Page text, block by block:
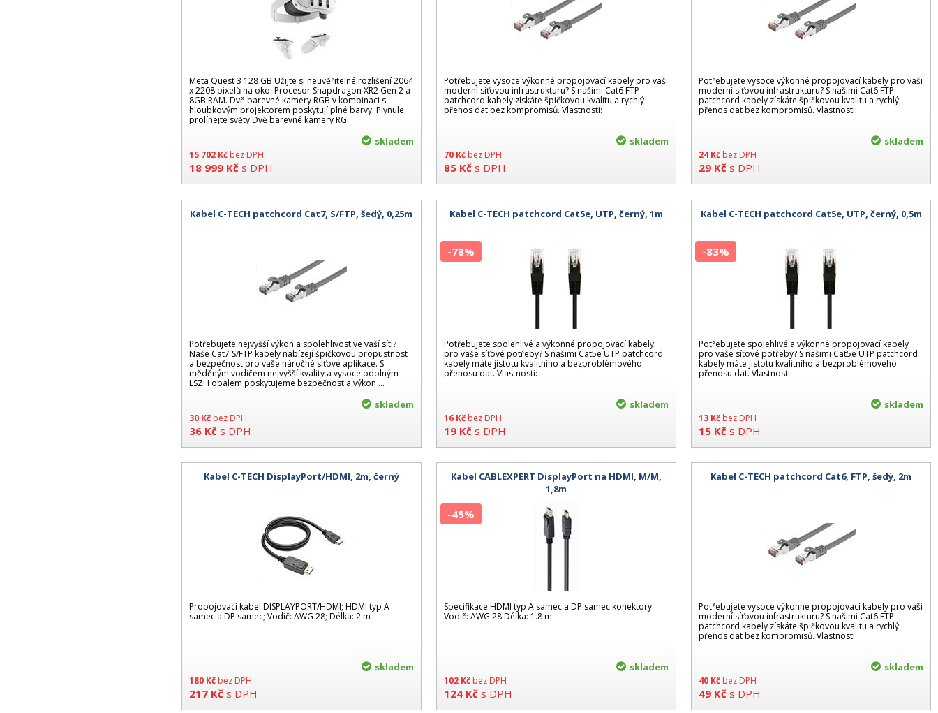
Meta Quest 3 128 GB Užijte si neuvěřitelné rozlišení 2064
x 2208 pixelů na oko. Procesor Snapdragon XR2 Gen 2 a
8GB RAM. Dvě barevné kamery RGB v kombinaci s
hloubkovým projektorem poskytují plné barvy. Plynule
prolínejte světy Dvě barevné kamery RG
15 702 Kč bez DPH
18 999 Kč s DPH
skladem
Potřebujete vysoce výkonné propojovací kabely pro vaši
moderní síťovou infrastrukturu? S našimi Cat6 FTP
patchcord kabely získáte špičkovou kvalitu a rychlý
přenos dat bez kompromisů. Vlastnosti:
70 Kč bez DPH
85 Kč s DPH
skladem
Potřebujete vysoce výkonné propojovací kabely pro vaši
moderní síťovou infrastrukturu? S našimi Cat6 FTP
patchcord kabely získáte špičkovou kvalitu a rychlý
přenos dat bez kompromisů. Vlastnosti:
24 Kč bez DPH
29 Kč s DPH
skladem
Kabel C-TECH patchcord Cat7, S/FTP, šedý, 0,25m
Potřebujete nejvyšší výkon a spolehlivost ve vaší síti?
Naše Cat7 S/FTP kabely nabízejí špičkovou propustnost
a bezpečnost pro vaše náročné síťové aplikace. S
měděným vodičem nejvyšší kvality a vysoce odolným
LSZH obalem poskytujeme bezpečnost a výkon ...
30 Kč bez DPH
36 Kč s DPH
skladem
Kabel C-TECH patchcord Cat5e, UTP, černý, 1m
Potřebujete spolehlivé a výkonné propojovací kabely
pro vaše síťové potřeby? S našimi Cat5e UTP patchcord
kabely máte jistotu kvalitního a bezproblémového
přenosu dat. Vlastnosti:
16 Kč bez DPH
19 Kč s DPH
-78%
skladem
Kabel C-TECH patchcord Cat5e, UTP, černý, 0,5m
Potřebujete spolehlivé a výkonné propojovací kabely
pro vaše síťové potřeby? S našimi Cat5e UTP patchcord
kabely máte jistotu kvalitního a bezproblémového
přenosu dat. Vlastnosti:
13 Kč bez DPH
15 Kč s DPH
-83%
skladem
Kabel C-TECH DisplayPort/HDMI, 2m, černý
Propojovací kabel DISPLAYPORT/HDMI; HDMI typ A
samec a DP samec; Vodič: AWG 28; Délka: 2 m
180 Kč bez DPH
217 Kč s DPH
skladem
Kabel CABLEXPERT DisplayPort na HDMI, M/M,
1,8m
Specifikace HDMI typ A samec a DP samec konektory
Vodič: AWG 28 Délka: 1.8 m
102 Kč bez DPH
124 Kč s DPH
-45%
skladem
Kabel C-TECH patchcord Cat6, FTP, šedý, 2m
Potřebujete vysoce výkonné propojovací kabely pro vaši
moderní síťovou infrastrukturu? S našimi Cat6 FTP
patchcord kabely získáte špičkovou kvalitu a rychlý
přenos dat bez kompromisů. Vlastnosti:
40 Kč bez DPH
49 Kč s DPH
skladem